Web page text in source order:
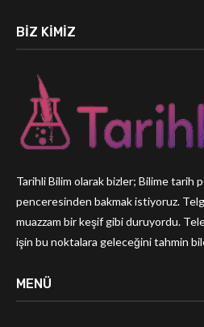
BIZ KIMIZ
Tarihli Bilim olarak bizler; Bilime tarih
penceresinden bakmak istiyoruz.
muazzam bir keşif gibi duruyordu.
işin bu noktalara geleceğini tahmin
MENÜ